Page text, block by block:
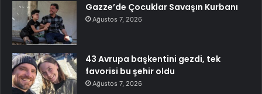
Gazze’de Çocuklar Savaşın Kurbanı
Ağustos 7, 2026
43 Avrupa başkentini gezdi, tek
favorisi bu şehir oldu
Ağustos 7, 2026